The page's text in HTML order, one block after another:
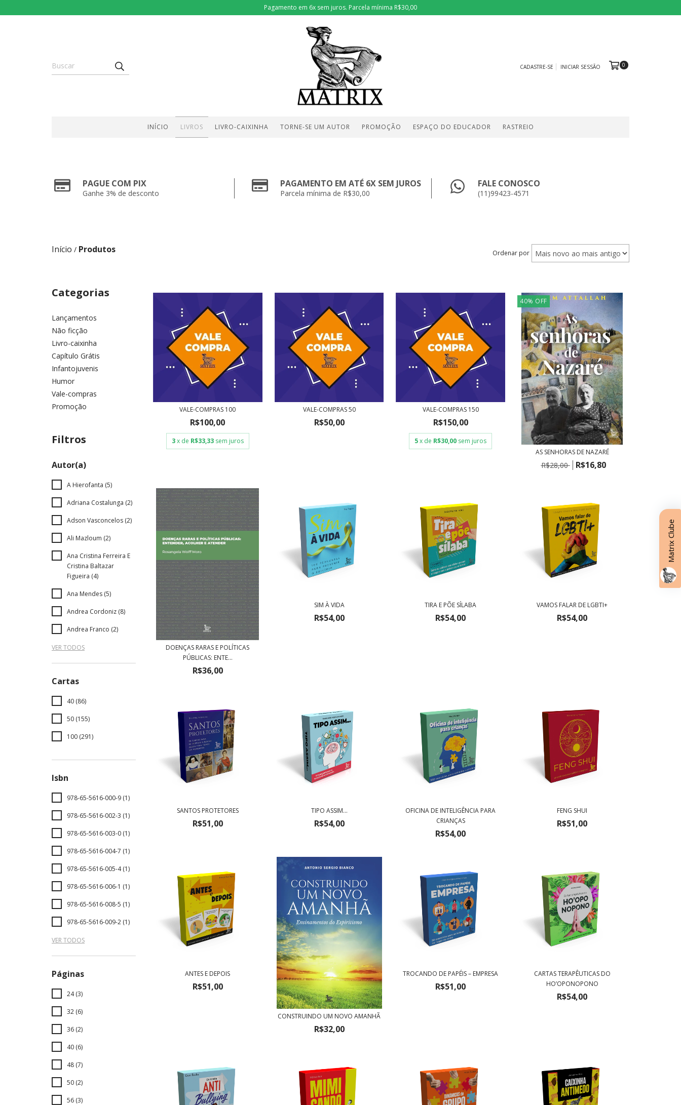
Pagamento em 6x sem juros. Parcela mínima R$30,00
CADASTRE-SE INICIAR SESSÃO 0
INÍCIO LIVROS LIVRO-CAIXINHA TORNE-SE UM AUTOR PROMOÇÃO ESPAÇO DO EDUCADOR RASTREIO
PAGUE COM PIX
Ganhe 3% de desconto
PAGAMENTO EM ATÉ 6X SEM JUROS
Parcela mínima de R$30,00
FALE CONOSCO
(11)99423-4571
Início / Produtos Ordenar por
Categorias
Lançamentos
Não ficção
Livro-caixinha
Capítulo Grátis
Infantojuvenis
Humor
Vale-compras
Promoção
Filtros
Autor(a)
A Hierofanta (5)
Adriana Costalunga (2)
Adson Vasconcelos (2)
Ali Mazloum (2)
Ana Cristina Ferreira E
Cristina Baltazar
Figueira (4)
Ana Mendes (5)
Andrea Cordoniz (8)
Andrea Franco (2)
VER TODOS
Cartas
40 (86)
50 (155)
100 (291)
Isbn
978-65-5616-000-9 (1)
978-65-5616-002-3 (1)
978-65-5616-003-0 (1)
978-65-5616-004-7 (1)
978-65-5616-005-4 (1)
978-65-5616-006-1 (1)
978-65-5616-008-5 (1)
978-65-5616-009-2 (1)
VER TODOS
Páginas
24 (3)
32 (6)
36 (2)
40 (6)
48 (7)
50 (2)
56 (3)
VALE-COMPRAS 100
R$100,00
3x de R$33,33 sem juros
VALE-COMPRAS 50
R$50,00
VALE-COMPRAS 150
R$150,00
5x de R$30,00 sem juros
40% OFF
AS SENHORAS DE NAZARÉ
R$28,00 R$16,80
DOENÇAS RARAS E POLÍTICAS
PÚBLICAS: ENTE...
R$36,00
SIM À VIDA
R$54,00
TIRA E PÕE SÍLABA
R$54,00
VAMOS FALAR DE LGBTI+
R$54,00
SANTOS PROTETORES
R$51,00
TIPO ASSIM...
R$54,00
OFICINA DE INTELIGÊNCIA PARA
CRIANÇAS
R$54,00
FENG SHUI
R$51,00
ANTES E DEPOIS
R$51,00
CONSTRUINDO UM NOVO AMANHÃ
R$32,00
TROCANDO DE PAPÉIS – EMPRESA
R$51,00
CARTAS TERAPÊUTICAS DO
HO’OPONOPONO
R$54,00
Matrix Clube